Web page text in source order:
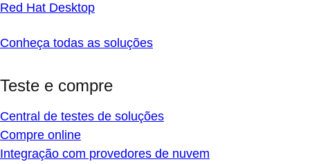
Red Hat Desktop
Conheça todas as soluções
Teste e compre
Central de testes de soluções
Compre online
Integração com provedores de nuvem